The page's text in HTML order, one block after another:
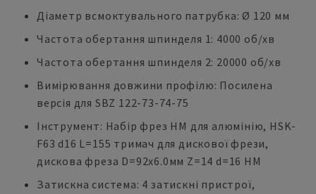
Діаметр всмоктувального патрубка: Ø 120 мм
Частота обертання шпинделя 1: 4000 об/хв
Частота обертання шпинделя 2: 20000 об/хв
Вимірювання довжини профілю: Посилена
версія для SBZ 122-73-74-75
Інструмент: Набір фрез HM для алюмінію, HSK-
F63 d16 L=155 тримач для дискової фрези,
дискова фреза D=92x6.0мм Z=14 d=16 HM
Затискна система: 4 затискні пристрої,